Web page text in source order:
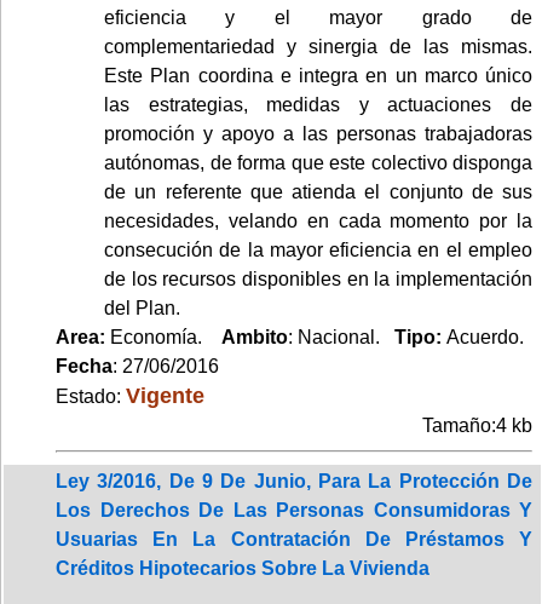
eficiencia y el mayor grado de
complementariedad y sinergia de las mismas.
Este Plan coordina e integra en un marco único
las estrategias, medidas y actuaciones de
promoción y apoyo a las personas trabajadoras
autónomas, de forma que este colectivo disponga
de un referente que atienda el conjunto de sus
necesidades, velando en cada momento por la
consecución de la mayor eficiencia en el empleo
de los recursos disponibles en la implementación
del Plan.
Area: Economía. Ambito: Nacional. Tipo: Acuerdo.
Fecha: 27/06/2016
Estado: Vigente
Tamaño:4 kb
Ley 3/2016, De 9 De Junio, Para La Protección De
Los Derechos De Las Personas Consumidoras Y
Usuarias En La Contratación De Préstamos Y
Créditos Hipotecarios Sobre La Vivienda